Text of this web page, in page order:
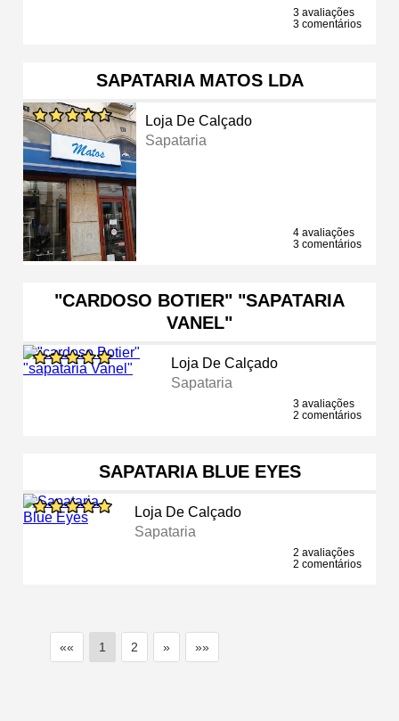
3 avaliações
3 comentários
SAPATARIA MATOS LDA
Loja De Calçado
Sapataria
4 avaliações
3 comentários
"CARDOSO BOTIER" "SAPATARIA
VANEL"
Loja De Calçado
Sapataria
3 avaliações
2 comentários
SAPATARIA BLUE EYES
Loja De Calçado
Sapataria
2 avaliações
2 comentários
«« 1 2 » »»